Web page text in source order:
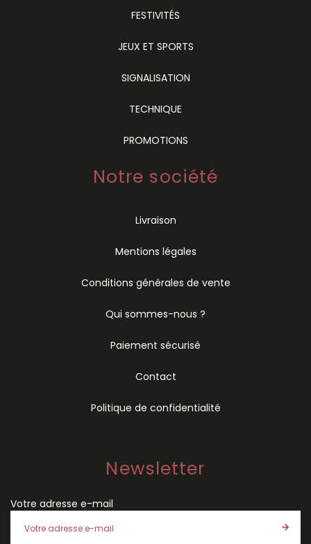
FESTIVITÉS
JEUX ET SPORTS
SIGNALISATION
TECHNIQUE
PROMOTIONS
Notre société
Livraison
Mentions légales
Conditions générales de vente
Qui sommes-nous ?
Paiement sécurisé
Contact
Politique de confidentialité
Newsletter
Votre adresse e-mail